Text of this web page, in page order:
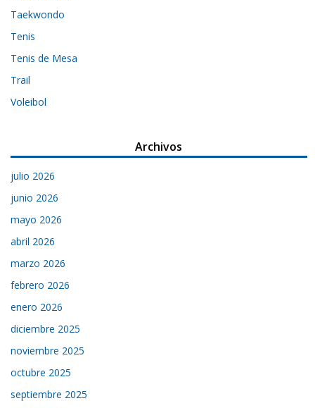
Taekwondo
Tenis
Tenis de Mesa
Trail
Voleibol
Archivos
julio 2026
junio 2026
mayo 2026
abril 2026
marzo 2026
febrero 2026
enero 2026
diciembre 2025
noviembre 2025
octubre 2025
septiembre 2025